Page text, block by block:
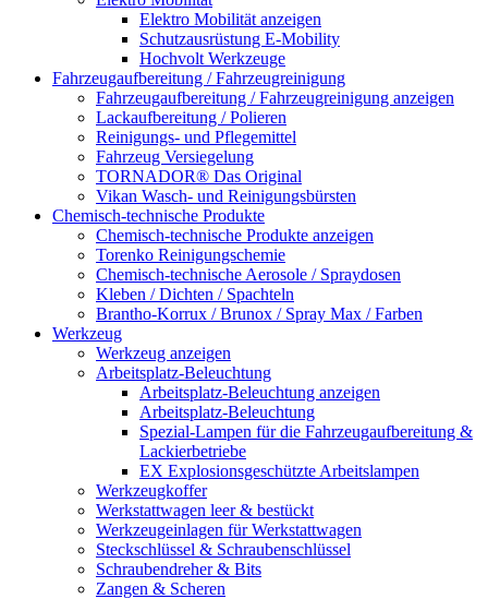
Elektro Mobilität anzeigen
Schutzausrüstung E-Mobility
Hochvolt Werkzeuge
Fahrzeugaufbereitung / Fahrzeugreinigung
Fahrzeugaufbereitung / Fahrzeugreinigung anzeigen
Lackaufbereitung / Polieren
Reinigungs- und Pflegemittel
Fahrzeug Versiegelung
TORNADOR® Das Original
Vikan Wasch- und Reinigungsbürsten
Chemisch-technische Produkte
Chemisch-technische Produkte anzeigen
Torenko Reinigungschemie
Chemisch-technische Aerosole / Spraydosen
Kleben / Dichten / Spachteln
Brantho-Korrux / Brunox / Spray Max / Farben
Werkzeug
Werkzeug anzeigen
Arbeitsplatz-Beleuchtung
Arbeitsplatz-Beleuchtung anzeigen
Arbeitsplatz-Beleuchtung
Spezial-Lampen für die Fahrzeugaufbereitung &
Lackierbetriebe
EX Explosionsgeschützte Arbeitslampen
Werkzeugkoffer
Werkstattwagen leer & bestückt
Werkzeugeinlagen für Werkstattwagen
Steckschlüssel & Schraubenschlüssel
Schraubendreher & Bits
Zangen & Scheren